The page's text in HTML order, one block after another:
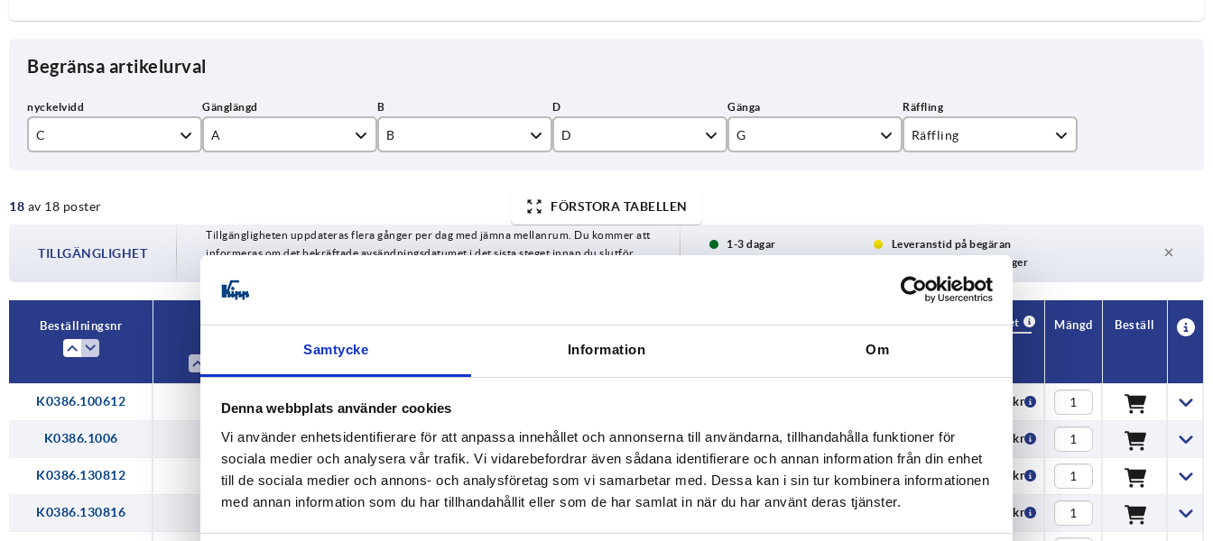
Samtycke Information Om
Denna webbplats använder cookies
Vi använder enhetsidentifierare för att anpassa innehållet och annonserna till användarna, tillhandahålla funktioner för
sociala medier och analysera vår trafik. Vi vidarebefordrar även sådana identifierare och annan information från din enhet
till de sociala medier och annons- och analysföretag som vi samarbetar med. Dessa kan i sin tur kombinera informationen
med annan information som du har tillhandahållit eller som de har samlat in när du har använt deras tjänster.
Begränsa artikelurval
C
13
19
A
25
B
7,5
D
9,5
12,7
25,4
G
M10
Räffling
18 av 18 poster FÖRSTORA TABELLEN
TILLGÄNGLIGHET
Tillgängligheten uppdateras flera gånger per dag med jämna mellanrum. Du kommer att
informeras om det bekräftade avsändningsdatumet i det sista steget innan du slutför
1-3 dagar
Leveranstid på begäran
För närvarande inte i lager
Beställningsnr
CAD
Tillgänglighet
Mängd Beställ
K0386.100612 12 154,09 kr
K0386.1006 25 5 7,9 M6 extra fin 154,09 kr
K0386.130812 12 6,4 9,5 M8 fin 155,85 kr
K0386.130816 158,17 kr